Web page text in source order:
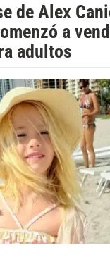
de Alex
a
adultos